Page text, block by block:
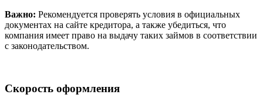
Важно: Рекомендуется проверять условия в официальных
документах на сайте кредитора, а также убедиться, что
компания имеет право на выдачу таких займов в соответствии
с законодательством.
Скорость оформления